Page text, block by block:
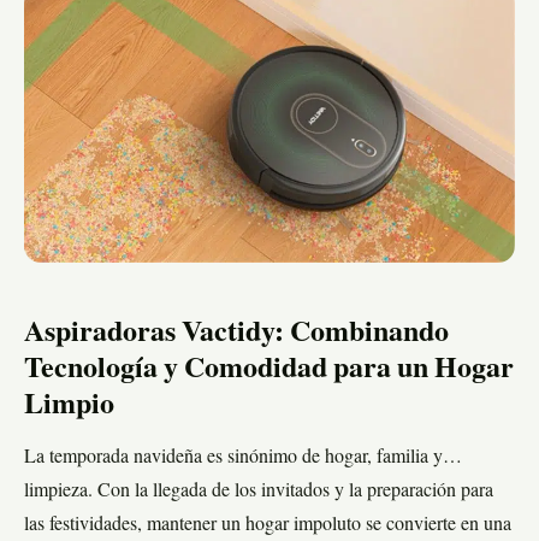
Aspiradoras Vactidy: Combinando
Tecnología y Comodidad para un Hogar
Limpio
La temporada navideña es sinónimo de hogar, familia y…
limpieza. Con la llegada de los invitados y la preparación para
las festividades, mantener un hogar impoluto se convierte en una